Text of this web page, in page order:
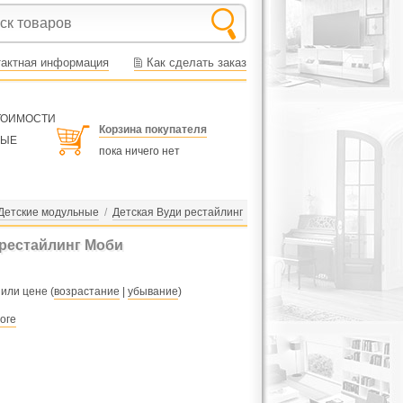
информация Как сделать заказ
Корзина покупателя
пока ничего нет
модульные / Детская Вуди рестайлинг
Моби
цене (возрастание убывание)